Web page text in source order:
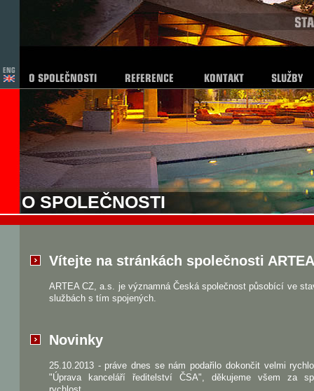
O SPOLEČNOSTI
Vítejte na stránkách společnosti
ARTEA CZ, a.s. je významná Česká společnost působící ve
službách s tím spojených.
Novinky
25.10.2013 - práve dnes se nám podařilo dokončit velmi
"Úprava kanceláří ředitelství ČSA", děkujeme všem za